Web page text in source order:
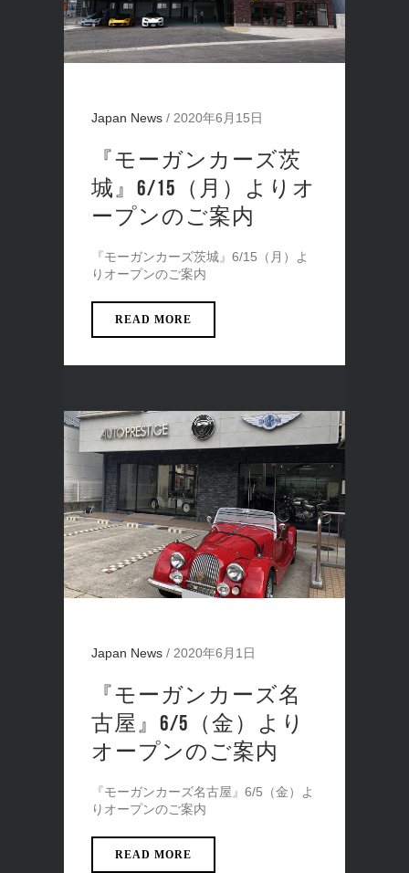
Japan News / 2020年6月15日
『モーガンカーズ茨
城』6/15（月）よりオ
ープンのご案内
『モーガンカーズ茨城』6/15（月）よ
りオープンのご案内
READ MORE
Japan News / 2020年6月1日
『モーガンカーズ名
古屋』6/5（金）より
オープンのご案内
『モーガンカーズ名古屋』6/5（金）よ
りオープンのご案内
READ MORE